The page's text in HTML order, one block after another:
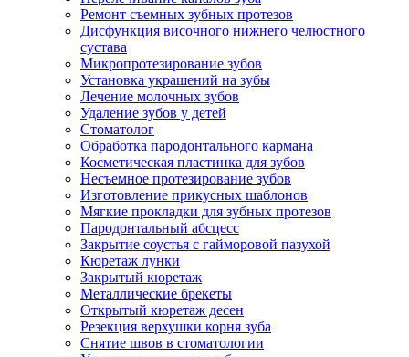
Ремонт съемных зубных протезов
Дисфункция височного нижнего челюстного
сустава
Микропротезирование зубов
Установка украшений на зубы
Лечение молочных зубов
Удаление зубов у детей
Стоматолог
Обработка пародонтального кармана
Косметическая пластинка для зубов
Несъемное протезирование зубов
Изготовление прикусных шаблонов
Мягкие прокладки для зубных протезов
Пародонтальный абсцесс
Закрытие соустья с гайморовой пазухой
Кюретаж лунки
Закрытый кюретаж
Металлические брекеты
Открытый кюретаж десен
Резекция верхушки корня зуба
Снятие швов в стоматологии